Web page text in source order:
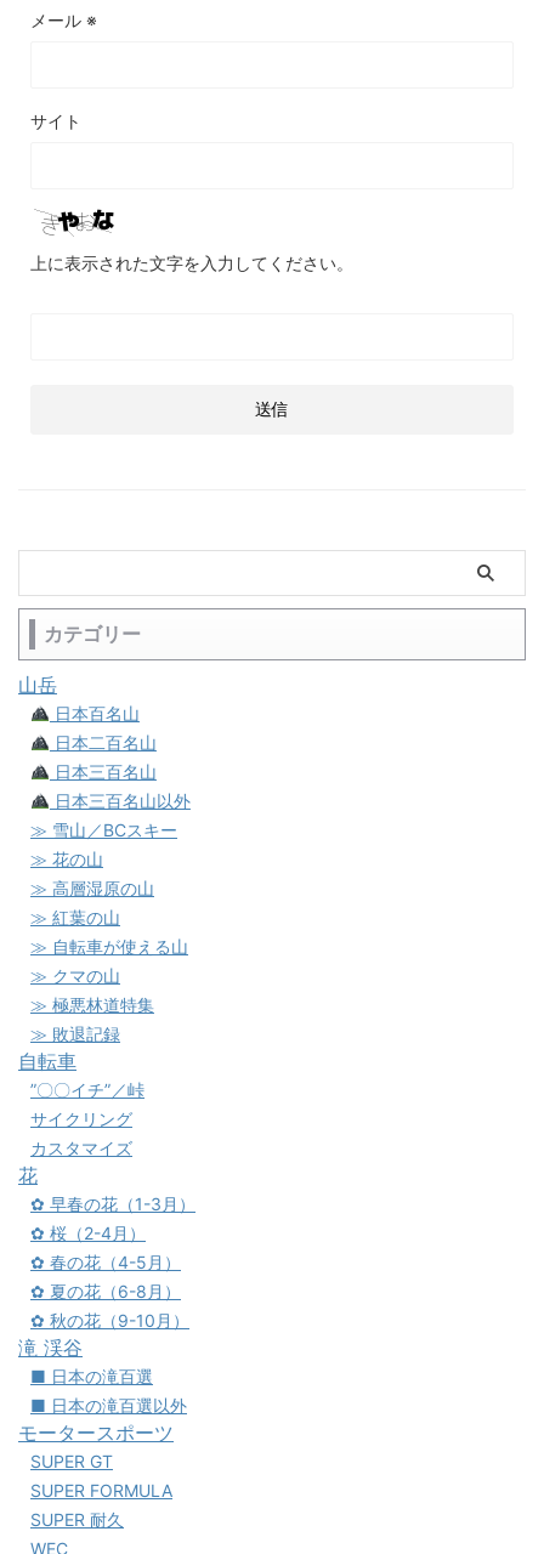
メール ※
サイト
上に表示された文字を入力してください。
カテゴリー
山岳
日本百名山
日本二百名山
日本三百名山
日本三百名山以外
≫ 雪山／BCスキー
≫ 花の山
≫ 高層湿原の山
≫ 紅葉の山
≫ 自転車が使える山
≫ クマの山
≫ 極悪林道特集
≫ 敗退記録
自転車
”〇〇イチ”／峠
サイクリング
カスタマイズ
花
✿ 早春の花（1-3月）
✿ 桜（2-4月）
✿ 春の花（4-5月）
✿ 夏の花（6-8月）
✿ 秋の花（9-10月）
滝 渓谷
■ 日本の滝百選
■ 日本の滝百選以外
モータースポーツ
SUPER GT
SUPER FORMULA
SUPER 耐久
WEC